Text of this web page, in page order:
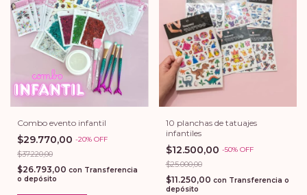
Combo evento infantil
$29.770,00 -20% OFF
$37.220,00
$26.793,00 con Transferencia
o depósito
10 planchas de tatuajes
infantiles
$12.500,00 -50% OFF
$25.000,00
$11.250,00 con Transferencia o
depósito